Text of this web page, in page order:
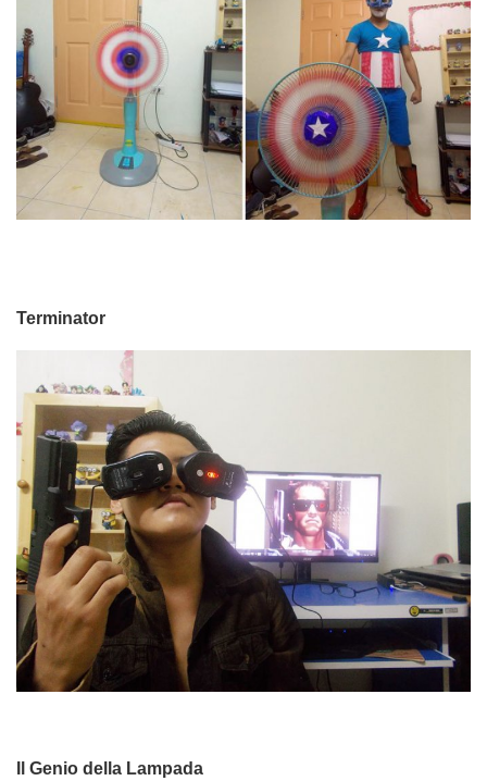
Terminator
Il Genio della Lampada